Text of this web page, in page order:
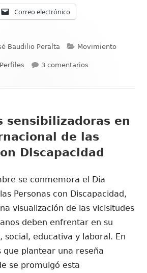
Correo electrónico
Baudilio Peralta Categorías
Movimiento
3 comentarios
sensibilizadoras en
de las
Discapacidad
se conmemora el Día
Personas con Discapacidad,
visualización de las vicisitudes
deben enfrentar en su
social, educativa y laboral. En
que plantear una reseña
se promulgó esta